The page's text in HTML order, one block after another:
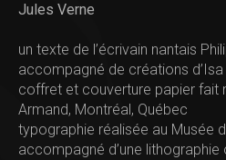
Jules Verne
un texte de l’écrivain nantais
accompagné de créations d’Isa
coffret et couverture papier fait
Armand, Montréal, Québec
typographie réalisée au Musée
accompagné d’une